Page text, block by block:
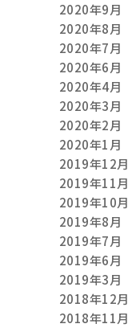
2020年9月
2020年8月
2020年7月
2020年6月
2020年4月
2020年3月
2020年2月
2020年1月
2019年12月
2019年11月
2019年10月
2019年8月
2019年7月
2019年6月
2019年3月
2018年12月
2018年11月